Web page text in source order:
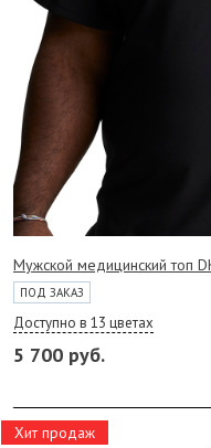
Мужской медицинский топ
ПОД ЗАКАЗ
Доступно в 13 цветах
5 700 руб.
Хит продаж